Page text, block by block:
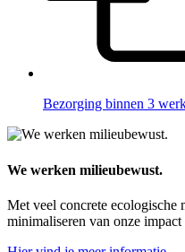
Bezorging binnen 3
We werken milieubewust.
Met veel concrete ecologische
minimaliseren van onze